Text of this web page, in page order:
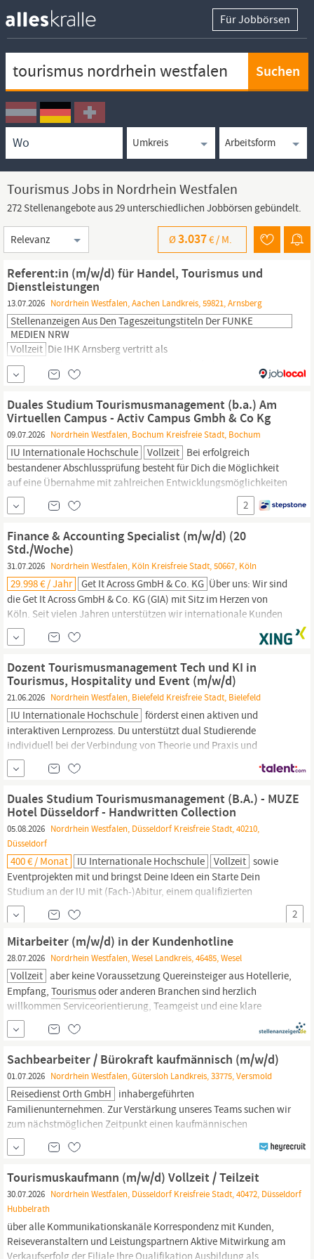
Für Jobbörsen
Ortssuche
Umkreissuche
Arbeitsform
Tourismus Jobs in Nordrhein Westfalen
272 Stellenangebote aus 29 unterschiedlichen Jobbörsen gebündelt.
Sortierung
Ø3.037€ / M.
Referent:in (m/w/d) für Handel, Tourismus und
Dienstleistungen
13.07.2026 Nordrhein Westfalen, Aachen Landkreis, 59821, Arnsberg
Stellenanzeigen Aus Den Tageszeitungstiteln Der FUNKE
MEDIEN NRW
Vollzeit Die IHK Arnsberg vertritt als
Selbstverwaltungsorganisation der Wirtschaft die
Gesamtinteressen von rund 36.000 Unternehmen aus Industrie,
Hochsauerlandkreis. Wir suchen zum nächstmöglichen Zeitpunkt
eine(n) Referent:in (m/w/d) für Handel,Tourismusund
Dienstleistungen Weitere Details entnehmen Sie bitte der
Duales Studium Tourismusmanagement (b.a.) Am
Virtuellen Campus - Activ Campus Gmbh & Co Kg
09.07.2026 Nordrhein Westfalen, Bochum Kreisfreie Stadt, Bochum
IU Internationale Hochschule Vollzeit Bei erfolgreich
bestandener Abschlussprüfung besteht für Dich die Möglichkeit
auf eine Übernahme mit zahlreichen Entwicklungsmöglichkeiten
Fragen von Kunden;Zahlungen;Sales & Marketing;Social
Media;Duales
Arbeiten;Hotellerie;Leitung
Tourismus;Flexibilität;Innovation;Kundenkommunikation,
Bildung
2
Finance & Accounting Specialist (m/w/d) (20
Std./Woche)
31.07.2026 Nordrhein Westfalen, Köln Kreisfreie Stadt, 50667, Köln
29.998 € / Jahr Get It Across GmbH & Co. KG Über uns: Wir sind
die Get It Across GmbH & Co. KG (GIA) mit Sitz im Herzen von
Köln. Seit vielen Jahren unterstützen wir internationale Kunden
aus der Reise- und
Marketing- und PR-Programmen. Unser Team arbeitet
Kunden. Flache Hierarchien, kurze
Dozent Tourismusmanagement Tech und KI in
Tourismus, Hospitality und Event (m/w/d)
21.06.2026 Nordrhein Westfalen, Bielefeld Kreisfreie Stadt, Bielefeld
IU Internationale Hochschule förderst einen aktiven und
interaktiven Lernprozess. Du unterstützt dual Studierende
individuell bei der Verbindung von Theorie und Praxis und
förderst so ihre persönliche und berufliche Entwicklung. Das
bringst Du mit Du hast ein abgeschlossenes Hochschulstudium im
Business oder in einer...
Duales Studium Tourismusmanagement (B.A.) - MUZE
Hotel Düsseldorf - Handwritten Collection
05.08.2026 Nordrhein Westfalen, Düsseldorf Kreisfreie Stadt, 40210,
Düsseldorf
400 € / Monat IU Internationale Hochschule Vollzeit sowie
Eventprojekten mit und bringst Deine Ideen ein Starte Dein
Studium an der IU mit (Fach-)Abitur, einem qualifizierten
Berufsabschluss oder als staatl. gepr. Techniker:in/Betriebswirt:in
Du kannst Deutsch-Kenntnisse gemäß Sprachniveau B2
nachweisen und hast gute Englischkenntnisse Du interessierst
Dich für Tourismus, Hotellerie und den Gästeservice Du
2
Mitarbeiter (m/w/d) in der Kundenhotline
28.07.2026 Nordrhein Westfalen, Wesel Landkreis, 46485, Wesel
Vollzeit aber keine Voraussetzung Quereinsteiger aus Hotellerie,
Empfang, Tourismusoder anderen Branchen sind herzlich
willkommen Serviceorientierung, Teamgeist und eine klare
Kommunikation zeichnen Dich aus Du drückst Dich mündlich und
schriftlich sicher aus Was wir Dir bieten: ✨ Geregelte Arbeitszeiten
von Montag bis Freitag - Keine Wochenenden ✨
Sachbearbeiter / Bürokraft kaufmännisch (m/w/d)
01.07.2026 Nordrhein Westfalen, Gütersloh Landkreis, 33775, Versmold
Reisedienst Orth GmbH inhabergeführten
Familienunternehmen. Zur Verstärkung unseres Teams suchen wir
zum nächstmöglichen Zeitpunkt einen kaufmännischen
Mitarbeiter (m/w/d) für
Aufgaben Erstellung von Angeboten für Mietomnibusfahrten
sowie die Abwicklung von Pauschalreisen Telefonische und
persönliche Beratung sowie professionelle Bearbeitung...
Tourismuskaufmann (m/w/d) Vollzeit / Teilzeit
30.07.2026 Nordrhein Westfalen, Düsseldorf Kreisfreie Stadt, 40472, Düsseldorf
Hubbelrath
über alle Kommunikationskanäle Korrespondenz mit Kunden,
Reiseveranstaltern und Leistungspartnern Aktive Mitwirkung am
Verkaufserfolg der Filiale Ihre Qualifikation Ausbildung als